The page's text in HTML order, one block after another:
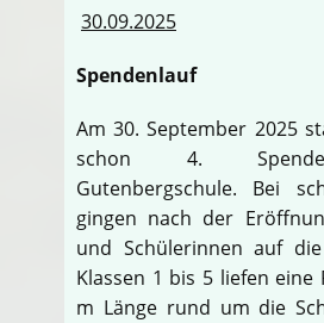
30.09.2025
Spendenlauf
Am 30. September 2025
schon 4.
Gutenbergschule. Bei
gingen nach der
und Schülerinnen auf
Klassen 1 bis 5 liefen eine
m Länge rund um die